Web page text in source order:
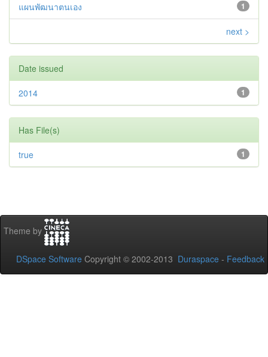
1
แผนพัฒนาตนเอง
next >
Date issued
1
2014
Has File(s)
1
true
Theme by
DSpace Software Copyright © 2002-2013 Duraspace - Feedback